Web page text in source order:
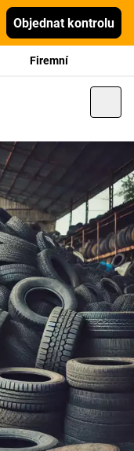
Objednat kontrolu
Firemní